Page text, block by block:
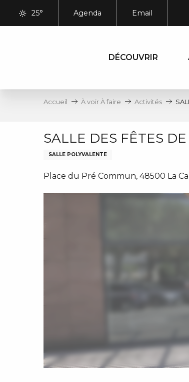
25° Agenda Email
DÉCOUVRIR
Accueil À voir À faire Activités
SALLE DES FÊTES
SALLE POLYVALENTE
Place du Pré Commun, 48500 La